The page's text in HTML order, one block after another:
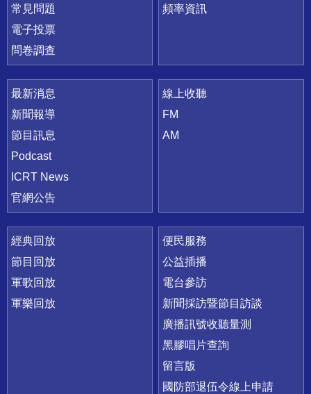
常見問題
電子投票
問卷調查
頻率資訊
最新消息
新聞報導
節目訊息
Podcast
ICRT News
官網公告
線上收聽
FM
AM
經典回放
節目回放
軍歌回放
軍樂回放
便民服務
公益插播
電台參訪
新聞採訪暨節目訪談
廣播訊號收聽量測
黑膠唱片查詢
留言版
國防部退伍令線上申請